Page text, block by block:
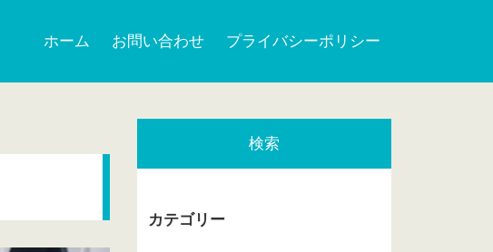
ホーム お問い合わせ プライバシーポリシー
検索
カテゴリー